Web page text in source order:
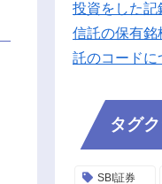
投資をした記
信託の保有銘
託のコードに
タグ
SBI証券